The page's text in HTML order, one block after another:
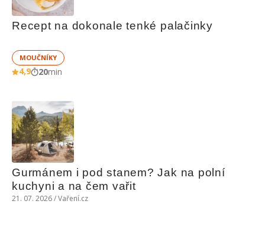
Recept na dokonale tenké palačinky
MOUČNÍKY
4,9 20min
Gurmánem i pod stanem? Jak na polní
kuchyni a na čem vařit
21. 07. 2026 / Vaření.cz